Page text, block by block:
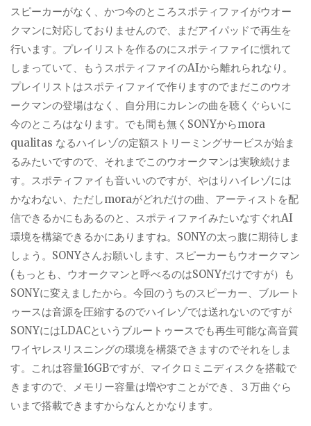
スピーカーがなく、かつ今のところスポティファイがウオー
クマンに対応しておりませんので、まだアイパッドで再生を
行います。プレイリストを作るのにスポティファイに慣れて
しまっていて、もうスポティファイのAIから離れられなり。
プレイリストはスポティファイで作りますのでまだこのウオ
ークマンの登場はなく、自分用にカレンの曲を聴くぐらいに
今のところはなります。でも間も無くSONYからmora
qualitas なるハイレゾの定額ストリーミングサービスが始ま
るみたいですので、それまでこのウオークマンは実験続けま
す。スポティファイも音いいのですが、やはりハイレゾには
かなわない、ただしmoraがどれだけの曲、アーティストを配
信できるかにもあるのと、スポティファイみたいなすぐれAI
環境を構築できるかにありますね。SONYの太っ腹に期待しま
しょう。SONYさんお願いします、スピーカーもウオークマン
(もっとも、ウオークマンと呼べるのはSONYだけですが）も
SONYに変えましたから。今回のうちのスピーカー、ブルート
ゥースは音源を圧縮するのでハイレゾでは送れないのですが
SONYにはLDACというブルートゥースでも再生可能な高音質
ワイヤレスリスニングの環境を構築できますのでそれをしま
す。これは容量16GBですが、マイクロミニディスクを搭載で
きますので、メモリー容量は増やすことができ、３万曲ぐら
いまで搭載できますからなんとかなります。